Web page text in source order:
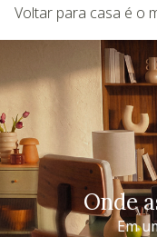
Voltar para casa é o
Onde
Em